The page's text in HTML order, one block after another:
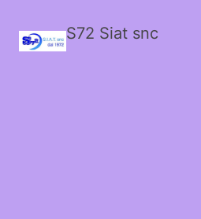
S72 Siat snc